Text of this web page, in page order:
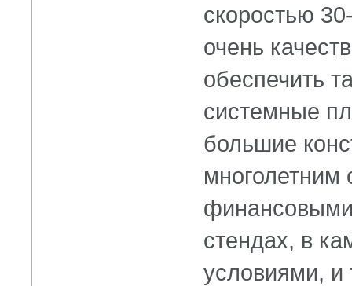
скоростью
очень
обеспечить
системные
большие
многолетним
финансовыми
стендах, в
условиями, и